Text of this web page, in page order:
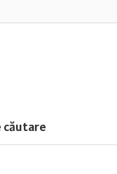
căutare